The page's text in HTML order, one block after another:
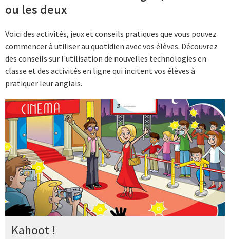
ou les deux
Voici des activités, jeux et conseils pratiques que vous pouvez
commencer à utiliser au quotidien avec vos élèves. Découvrez
des conseils sur l'utilisation de nouvelles technologies en
classe et des activités en ligne qui incitent vos élèves à
pratiquer leur anglais.
Kahoot !